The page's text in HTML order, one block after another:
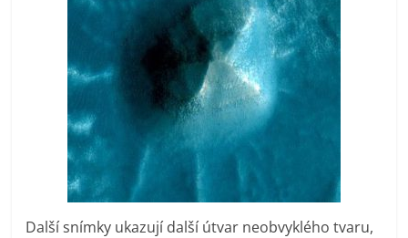
Další snímky ukazují další útvar neobvyklého tvaru,